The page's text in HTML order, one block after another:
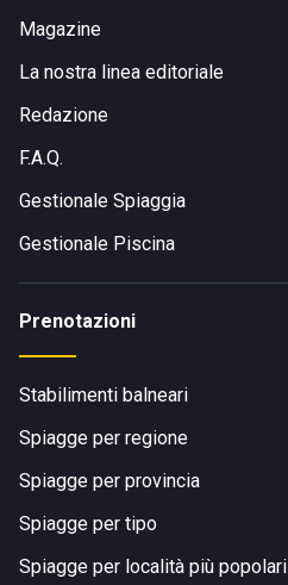
Magazine
La nostra linea editoriale
Redazione
F.A.Q.
Gestionale Spiaggia
Gestionale Piscina
Prenotazioni
Stabilimenti balneari
Spiagge per regione
Spiagge per provincia
Spiagge per tipo
Spiagge per località più popolari